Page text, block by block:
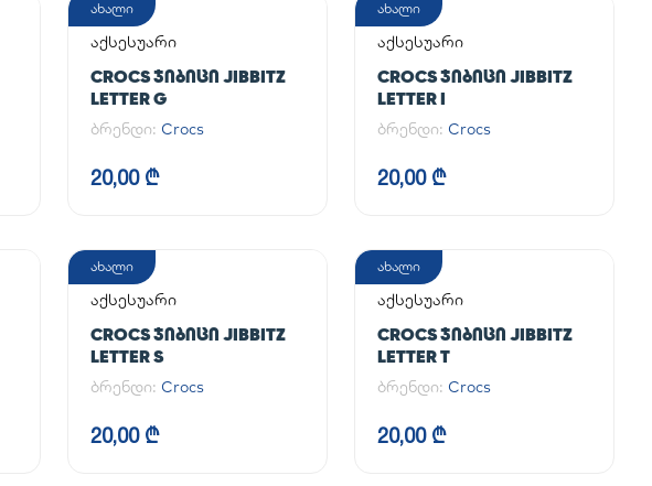
ახალი
აქსესუარი
CROCS ᲯᲘᲑᲘᲪᲘ JIBBITZ
LETTER G
ბრენდი: Crocs
20,00 ₾
ახალი
აქსესუარი
CROCS ᲯᲘᲑᲘᲪᲘ JIBBITZ
LETTER I
ბრენდი: Crocs
20,00 ₾
ახალი
აქსესუარი
CROCS ᲯᲘᲑᲘᲪᲘ JIBBITZ
LETTER S
ბრენდი: Crocs
20,00 ₾
ახალი
აქსესუარი
CROCS ᲯᲘᲑᲘᲪᲘ JIBBITZ
LETTER T
ბრენდი: Crocs
20,00 ₾